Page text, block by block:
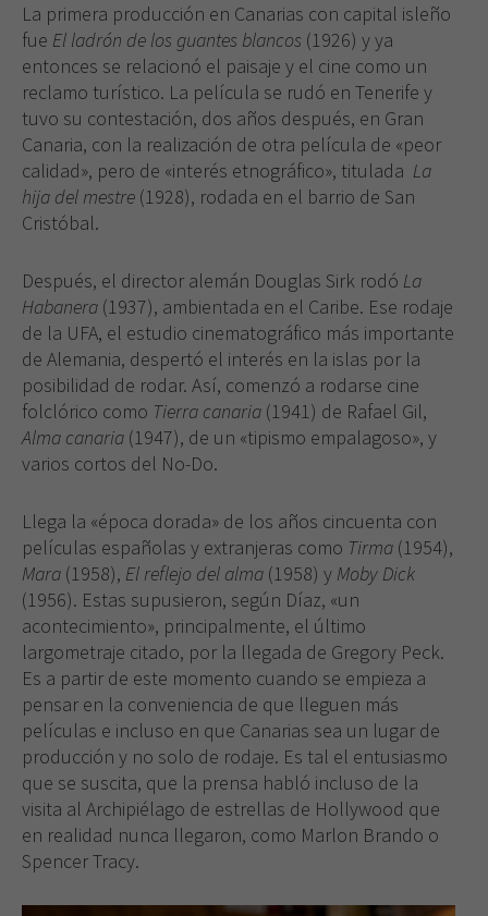
La primera producción en Canarias con capital isleño
fue El ladrón de los guantes blancos (1926) y ya
entonces se relacionó el paisaje y el cine como un
reclamo turístico. La película se rudó en Tenerife y
tuvo su contestación, dos años después, en Gran
Canaria, con la realización de otra película de «peor
calidad», pero de «interés etnográfico», titulada La
hija del mestre (1928), rodada en el barrio de San
Cristóbal.
Después, el director alemán Douglas Sirk rodó La
Habanera (1937), ambientada en el Caribe. Ese rodaje
de la UFA, el estudio cinematográfico más importante
de Alemania, despertó el interés en la islas por la
posibilidad de rodar. Así, comenzó a rodarse cine
folclórico como Tierra canaria (1941) de Rafael Gil,
Alma canaria (1947), de un «tipismo empalagoso», y
varios cortos del No-Do.
Llega la «época dorada» de los años cincuenta con
películas españolas y extranjeras como Tirma (1954),
Mara (1958), El reflejo del alma (1958) y Moby Dick
(1956). Estas supusieron, según Díaz, «un
acontecimiento», principalmente, el último
largometraje citado, por la llegada de Gregory Peck.
Es a partir de este momento cuando se empieza a
pensar en la conveniencia de que lleguen más
películas e incluso en que Canarias sea un lugar de
producción y no solo de rodaje. Es tal el entusiasmo
que se suscita, que la prensa habló incluso de la
visita al Archipiélago de estrellas de Hollywood que
en realidad nunca llegaron, como Marlon Brando o
Spencer Tracy.